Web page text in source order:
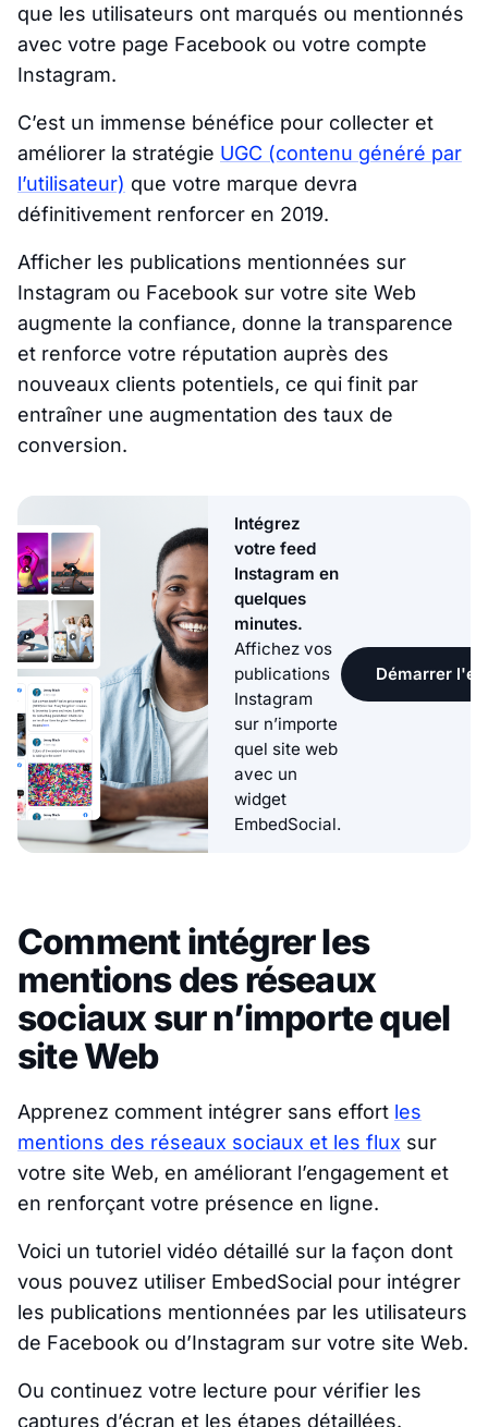
que les utilisateurs ont marqués ou mentionnés
avec votre page Facebook ou votre compte
Instagram.
C’est un immense bénéfice pour collecter et
améliorer la stratégie UGC (contenu généré par
l’utilisateur) que votre marque devra
définitivement renforcer en 2019.
Afficher les publications mentionnées sur
Instagram ou Facebook sur votre site Web
augmente la confiance, donne la transparence
et renforce votre réputation auprès des
nouveaux clients potentiels, ce qui finit par
entraîner une augmentation des taux de
conversion.
Intégrez
votre feed
Instagram en
quelques
minutes.
Affichez vos
publications
Instagram
sur n’importe
quel site web
avec un
widget
EmbedSocial.
Démarrer
Comment intégrer les
mentions des réseaux
sociaux sur n’importe quel
site Web
Apprenez comment intégrer sans effort les
mentions des réseaux sociaux et les flux sur
votre site Web, en améliorant l’engagement et
en renforçant votre présence en ligne.
Voici un tutoriel vidéo détaillé sur la façon dont
vous pouvez utiliser EmbedSocial pour intégrer
les publications mentionnées par les utilisateurs
de Facebook ou d’Instagram sur votre site Web.
Ou continuez votre lecture pour vérifier les
captures d’écran et les étapes détaillées.